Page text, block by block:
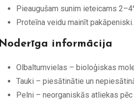
Pieaugušam sunim ieteicams
Proteīna veidu mainīt pakāpeniski.
Noderīga informācija
Olbaltumvielas – bioloģiskas
Tauki – piesātinātie un
Pelni – neorganiskās atliekas pēc